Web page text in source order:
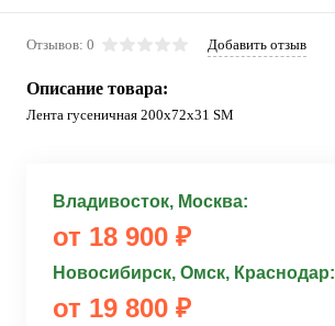
Отзывов: 0 Добавить отзыв
Описание товара:
Лента гусеничная 200x72x31 SM
Владивосток, Москва:
от 18 900 ₽
Новосибирск, Омск, Краснодар:
от 19 800 ₽